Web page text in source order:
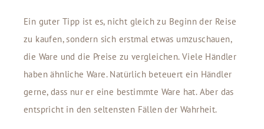
Ein guter Tipp ist es, nicht gleich zu Beginn der Reise
zu kaufen, sondern sich erstmal etwas umzuschauen,
die Ware und die Preise zu vergleichen. Viele Händler
haben ähnliche Ware. Natürlich beteuert ein Händler
gerne, dass nur er eine bestimmte Ware hat. Aber das
entspricht in den seltensten Fällen der Wahrheit.